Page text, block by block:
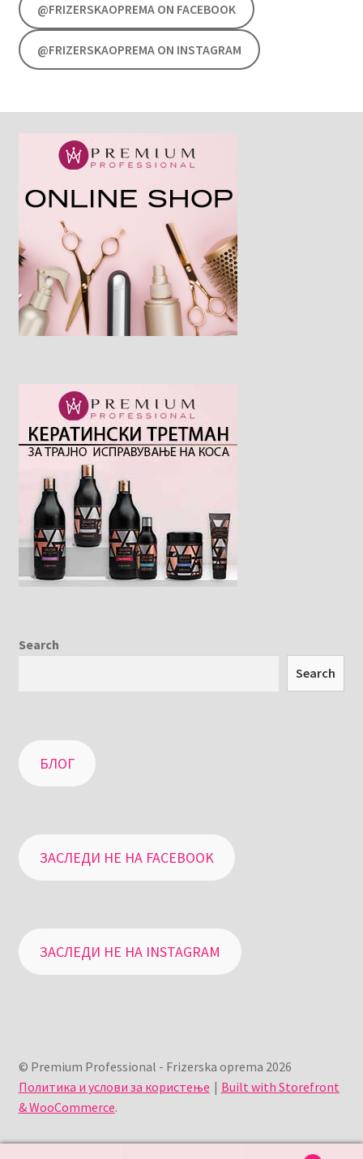
@FRIZERSKAOPREMA ON FACEBOOK
@FRIZERSKAOPREMA ON INSTAGRAM
Search
Search
БЛОГ
ЗАСЛЕДИ НЕ НА FACEBOOK
ЗАСЛЕДИ НЕ НА INSTAGRAM
© Premium Professional - Frizerska oprema 2026
Политика и услови за користење
Built with Storefront
& WooCommerce.